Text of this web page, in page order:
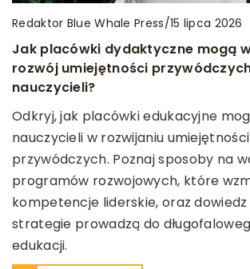
Redaktor Blue Whale Press/15 lipca 2026
Jak placówki dydaktyczne mogą
rozwój umiejętności
nauczycieli?
Odkryj, jak placówki edukacyjne
nauczycieli w rozwijaniu umiejętności
przywódczych. Poznaj sposoby na
programów rozwojowych, które
kompetencje liderskie, oraz dowiedz
strategie prowadzą do
edukacji.